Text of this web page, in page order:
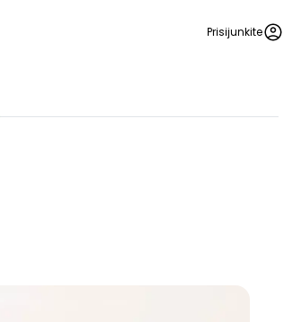
Prisijunkite